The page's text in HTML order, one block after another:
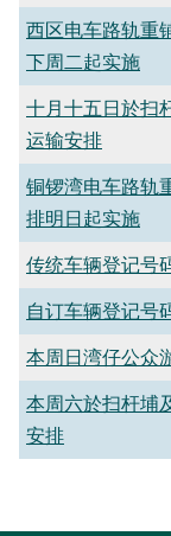
西区电车路轨重
下周二起实施
十月十五日於扫
运输安排
铜锣湾电车路轨
排明日起实施
传统车辆登记号
自订车辆登记号
本周日湾仔公众
本周六於扫杆埔
安排